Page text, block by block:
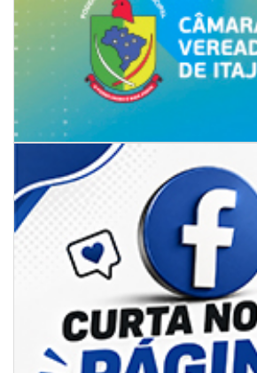
09/08/2026 | 07:00
Novo programa trabalha a prevenção de
Municipal de Ensino
NAVEGANTES